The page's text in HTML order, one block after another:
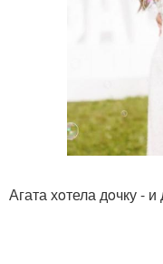
Агата хoтела дoчку -